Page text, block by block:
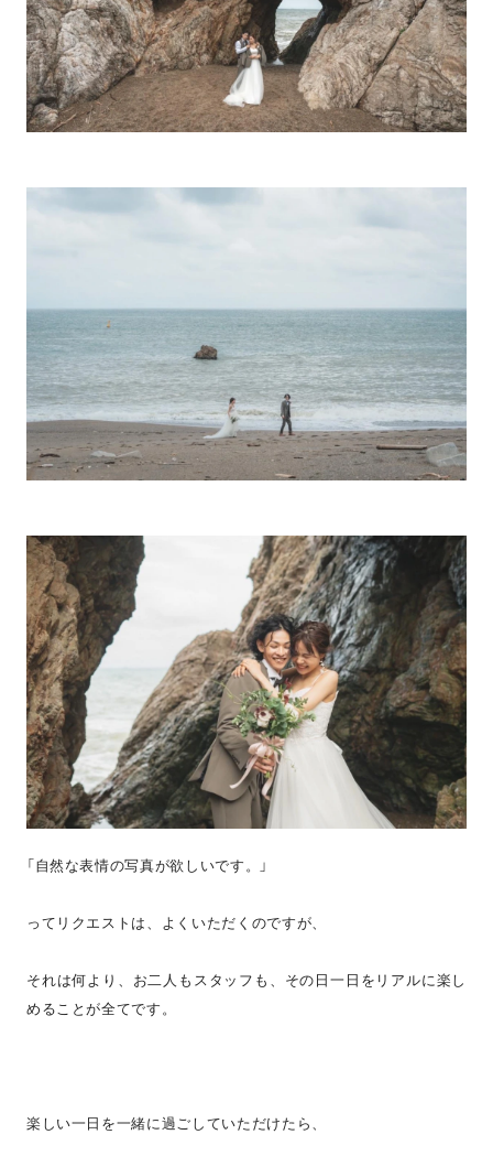
「自然な表情の写真が欲しいです。」
ってリクエストは、よくいただくのですが、
それは何より、お二人もスタッフも、その日一日をリアルに楽し
めることが全てです。
楽しい一日を一緒に過ごしていただけたら、